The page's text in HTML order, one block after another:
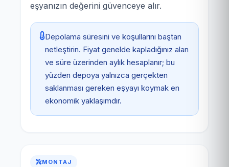
eşyanızın değerini güvenceye alır.
Depolama süresini ve koşullarını baştan
netleştirin. Fiyat genelde kapladığınız alan
ve süre üzerinden aylık hesaplanır; bu
yüzden depoya yalnızca gerçekten
saklanması gereken eşyayı koymak en
ekonomik yaklaşımdır.
MONTAJ